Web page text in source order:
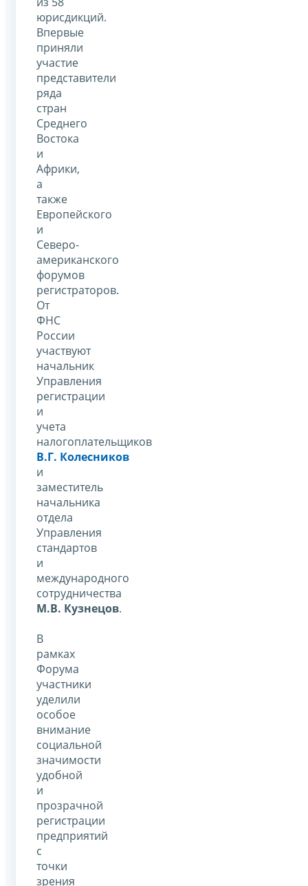
юрисдикций.
Впервые
приняли
участие
представители
ряда
стран
Среднего
Востока
и
Африки,
а
также
Европейского
и
Северо-
американского
форумов
регистраторов.
От
ФНС
России
участвуют
начальник
Управления
регистрации
и
учета
налогоплательщиков
В.Г. Колесников
и
заместитель
начальника
отдела
Управления
стандартов
и
международного
сотрудничества
М.В. Кузнецов.
В
рамках
Форума
участники
уделили
особое
внимание
социальной
значимости
удобной
и
прозрачной
регистрации
предприятий
с
точки
зрения